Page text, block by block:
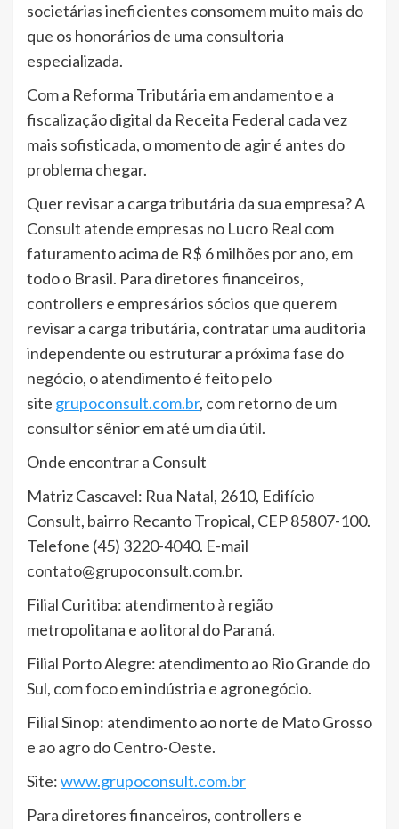
societárias ineficientes consomem muito mais do
que os honorários de uma consultoria
especializada.
Com a Reforma Tributária em andamento e a
fiscalização digital da Receita Federal cada vez
mais sofisticada, o momento de agir é antes do
problema chegar.
Quer revisar a carga tributária da sua empresa? A
Consult atende empresas no Lucro Real com
faturamento acima de R$ 6 milhões por ano, em
todo o Brasil. Para diretores financeiros,
controllers e empresários sócios que querem
revisar a carga tributária, contratar uma auditoria
independente ou estruturar a próxima fase do
negócio, o atendimento é feito pelo
site grupoconsult.com.br, com retorno de um
consultor sênior em até um dia útil.
Onde encontrar a Consult
Matriz Cascavel: Rua Natal, 2610, Edifício
Consult, bairro Recanto Tropical, CEP 85807-100.
Telefone (45) 3220-4040. E-mail
contato@grupoconsult.com.br.
Filial Curitiba: atendimento à região
metropolitana e ao litoral do Paraná.
Filial Porto Alegre: atendimento ao Rio Grande do
Sul, com foco em indústria e agronegócio.
Filial Sinop: atendimento ao norte de Mato Grosso
e ao agro do Centro-Oeste.
Site:www.grupoconsult.com.br
Para diretores financeiros, controllers e